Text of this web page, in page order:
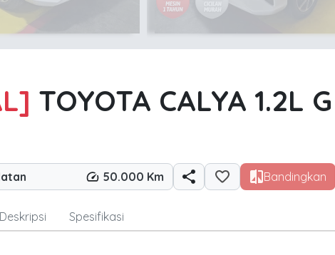
TOYOTA CALYA 1.2L G
50.000 Km Bandingkan
Deskripsi Spesifikasi